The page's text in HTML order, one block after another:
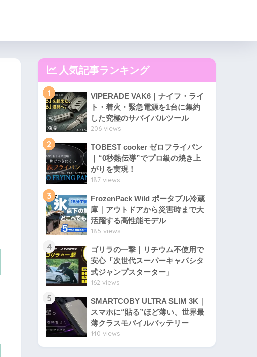
人気記事ランキング
1
VIPERADE VAK6｜ナイフ・ライ
ト・着火・緊急電源を1台に集約
した究極のサバイバルツール
206 views
2
TOBEST cooker ゼロフライパン
｜“0秒熱伝導”でプロ級の焼き上
がりを実現！
187 views
3
FrozenPack Wild ポータブル冷蔵
庫｜アウトドアから災害時まで大
活躍する高性能モデル
185 views
4
ゴリラの一撃｜リチウム不使用で
安心「次世代スーパーキャパシタ
式ジャンプスターター」
162 views
5
SMARTCOBY ULTRA SLIM 3K｜
スマホに“貼る”ほど薄い、世界最
薄クラスモバイルバッテリー
140 views